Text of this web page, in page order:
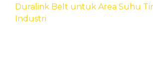
Duralink Belt untuk Area Suhu
Industri